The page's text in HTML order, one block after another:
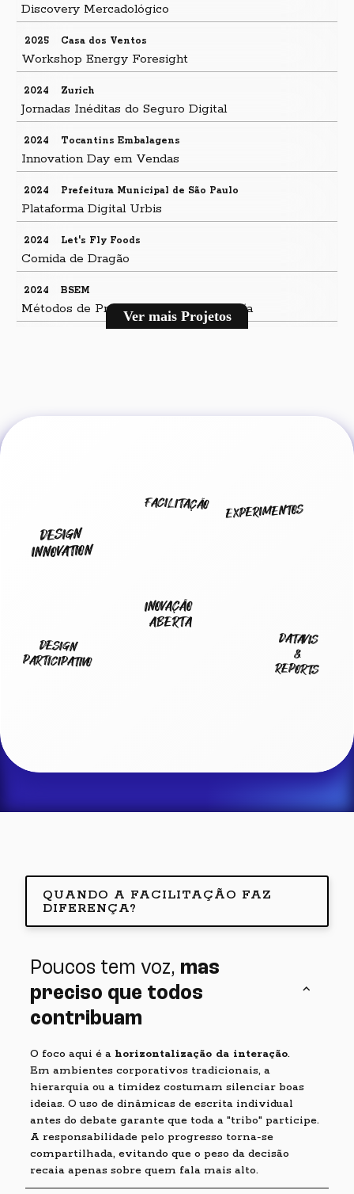
Discovery Mercadológico
2025 Casa dos Ventos
Workshop Energy Foresight
2024 Zurich
Jornadas Inéditas do Seguro Digital
2024 Tocantins Embalagens
Innovation Day em Vendas
2024 Prefeitura Municipal de São Paulo
Plataforma Digital Urbis
2024 Let's Fly Foods
Comida de Dragão
2024 BSEM
Métodos de Produtização na Advocacía
Ver mais Projetos
EXPERIMENTOS
DESIGN
PARTICIPATIVO
DATAVIS
&
REPORTS
INOVAÇÃO
ABERTA
DESIGN
INNOVATION
FACILITAÇÃO
QUANDO A FACILITAÇÃO FAZ
DIFERENÇA?
Poucos tem voz, mas
preciso que todos
contribuam
keyboard_arrow_up
O foco aqui é a horizontalização da interação.
Em ambientes corporativos tradicionais, a
hierarquia ou a timidez costumam silenciar boas
ideias. O uso de dinâmicas de escrita individual
antes do debate garante que toda a "tribo" participe.
A responsabilidade pelo progresso torna-se
compartilhada, evitando que o peso da decisão
recaia apenas sobre quem fala mais alto.